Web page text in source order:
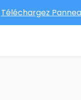
Téléchargez